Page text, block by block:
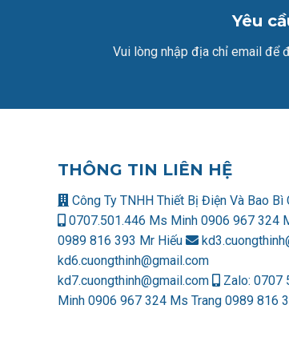
Yêu
Vui lòng nhập địa chỉ email để
THÔNG TIN LIÊN HỆ
Công Ty TNHH Thiết Bị Điện Và Bao Bì
0707.501.446 Ms Minh 0906 967 324
0989 816 393 Mr Hiếu
kd6.cuongthinh@gmail.com
kd7.cuongthinh@gmail.com
Zalo: 0707
Minh 0906 967 324 Ms Trang 0989 816